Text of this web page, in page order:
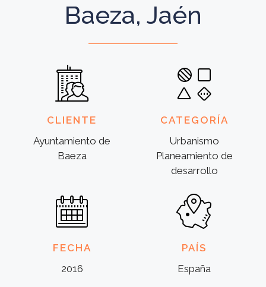
Baeza, Jaén
CLIENTE
Ayuntamiento de
Baeza
CATEGORÍA
Urbanismo
Planeamiento de
desarrollo
FECHA
2016
PAÍS
España